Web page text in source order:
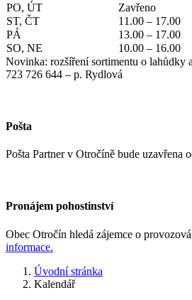
PO, ÚT
Zavřeno
ST, ČT
11.00 – 17.00
PÁ
13.00 – 17.00
SO, NE
10.00 – 16.00
Novinka: rozšíření sortimentu o lahůdky
723 726 644 – p. Rydlová
Pošta
Pošta Partner v Otročíně bude uzavřena
Pronájem pohostinství
Obec Otročín hledá zájemce o
informace.
Úvodní stránka
Kalendář